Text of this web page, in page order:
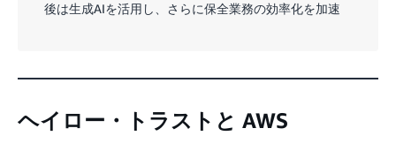
後は生成AIを活用し、さらに保全業務の効率化を加速
ヘイロー・トラストと AWS